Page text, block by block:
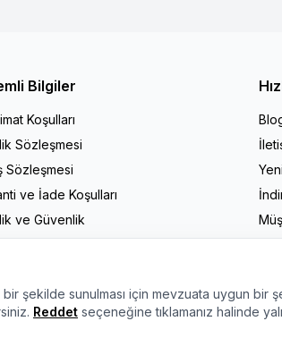
Bilgiler
Koşulları
Sözleşmesi
Sözleşmesi
ve İade Koşulları
ve Güvenlik
şekilde sunulması için mevzuata uygun bir
Reddet seçeneğine tıklamanız halinde